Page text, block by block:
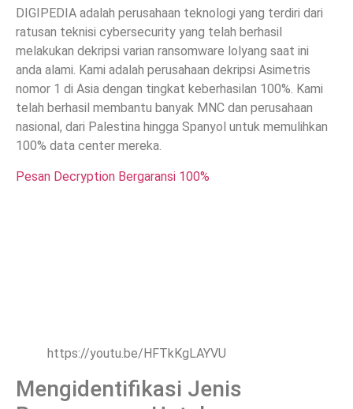
DIGIPEDIA adalah perusahaan teknologi yang terdiri dari
ratusan teknisi cybersecurity yang telah berhasil
melakukan dekripsi varian ransomware lolyang saat ini
anda alami. Kami adalah perusahaan dekripsi Asimetris
nomor 1 di Asia dengan tingkat keberhasilan 100%. Kami
telah berhasil membantu banyak MNC dan perusahaan
nasional, dari Palestina hingga Spanyol untuk memulihkan
100% data center mereka.
Pesan Decryption Bergaransi 100%
https://youtu.be/HFTkKgLAYVU
Mengidentifikasi Jenis